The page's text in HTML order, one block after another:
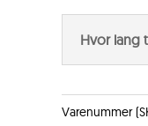
Hvor lang
Varenummer